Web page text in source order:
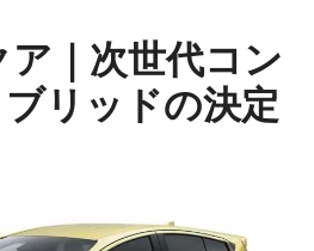
ア｜次世代コン
リッドの決定